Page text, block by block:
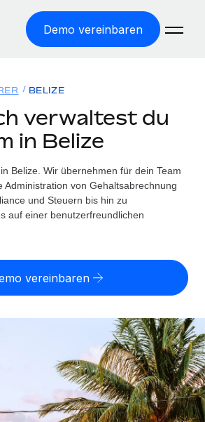
Demo vereinbaren
Payroll
Record
ohne Kosten für Niederlassungen
Record
weltweite Arbeit mit Freelancer:innen
und Verwalten von
komplexen HR-Aufgaben
Unterstützung bei der Einstellung
in allen US-Bundesstaaten
Payroll-Lösungen für wachsende
berechnen
berechnen
zu möglichen Währungen und
für globale Freelancer:innen
BELIZE
verwaltest du
in Belize
Belize. Wir übernehmen für dein Team
Administration von Gehaltsabrechnung
und Steuern bis hin zu
auf einer benutzerfreundlichen
vereinbaren